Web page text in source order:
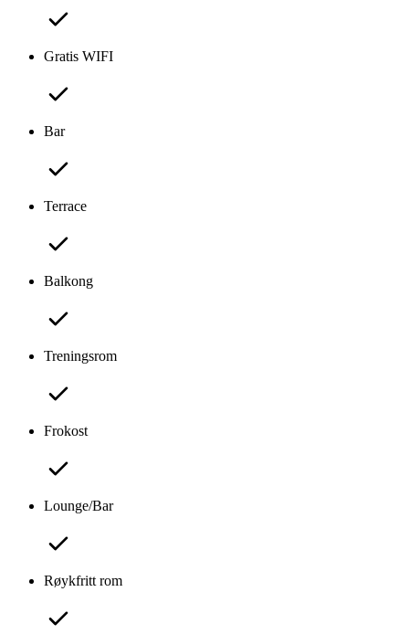
Gratis WIFI
Bar
Terrace
Balkong
Treningsrom
Frokost
Lounge/Bar
Røykfritt rom